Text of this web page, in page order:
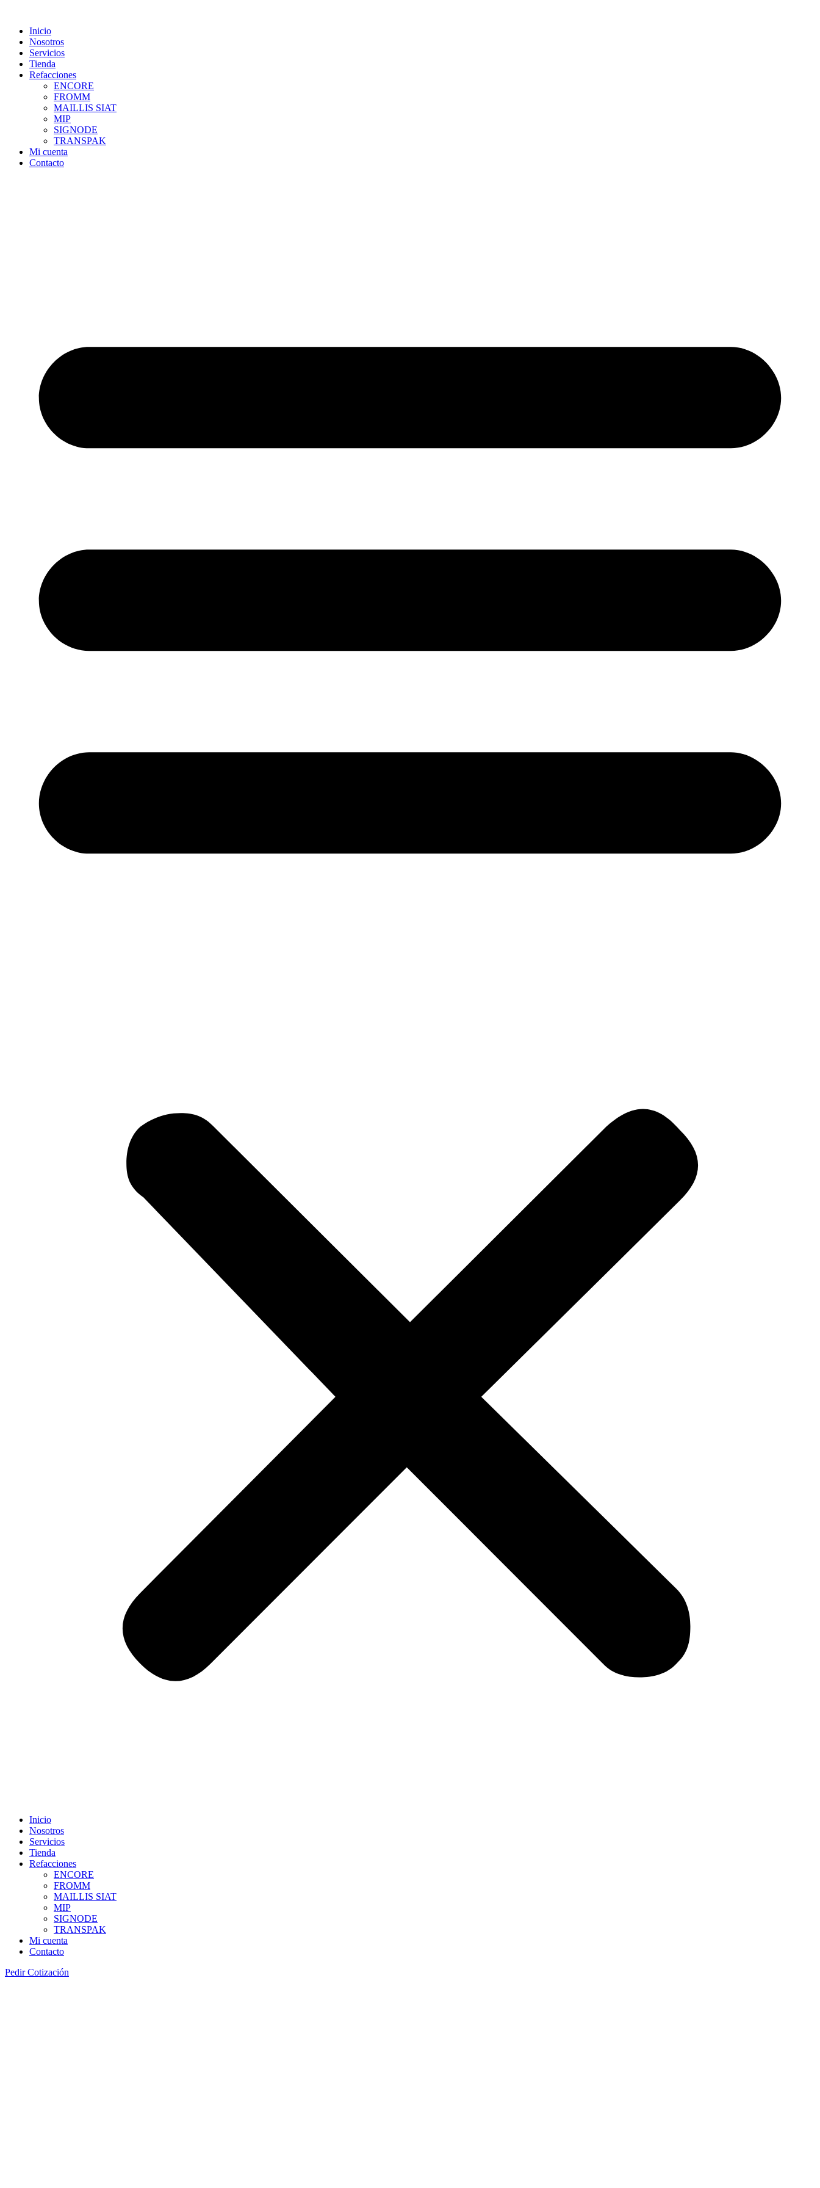
contentInicio
Nosotros
Servicios
Tienda
Refacciones
ENCORE
FROMM
MAILLIS SIAT
MIP
SIGNODE
TRANSPAK
Mi cuenta
Contacto
Inicio
Nosotros
Servicios
Tienda
Refacciones
ENCORE
FROMM
MAILLIS SIAT
MIP
SIGNODE
TRANSPAK
Mi cuenta
Contacto
Pedir Cotización